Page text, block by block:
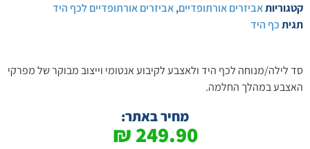
קטגוריותאביזרים אורתופדיים,אביזרים אורתופדיים לכף היד
תגיתכף היד
סד לילה/מנוחה לכף היד ולאצבע לקיבוע אנטומי וייצוב מבוקר של מפרקי
האצבע במהלך החלמה.
מחיר באתר:
249.90
₪